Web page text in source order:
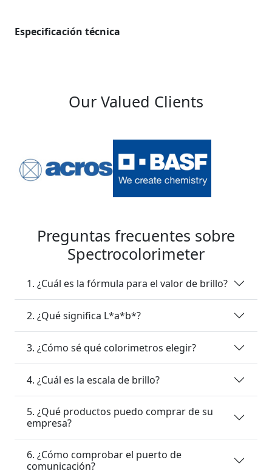
Especificación técnica
Our Valued Clients
Preguntas frecuentes sobre
Spectrocolorimeter
1. ¿Cuál es la fórmula para el valor de brillo?
2. ¿Qué significa L*a*b*?
3. ¿Cómo sé qué colorimetros elegir?
4. ¿Cuál es la escala de brillo?
5. ¿Qué productos puedo comprar de su
empresa?
6. ¿Cómo comprobar el puerto de
comunicación?